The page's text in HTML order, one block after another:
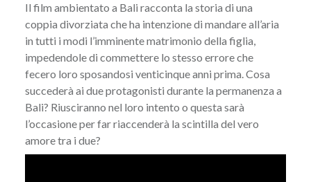
Il film ambientato a Bali racconta la storia di una
coppia divorziata che ha intenzione di mandare all’aria
in tutti i modi l’imminente matrimonio della figlia,
impedendole di commettere lo stesso errore che
fecero loro sposandosi venticinque anni prima. Cosa
succederà ai due protagonisti durante la permanenza a
Bali? Riusciranno nel loro intento o questa sarà
l’occasione per far riaccenderà la scintilla del vero
amore tra i due?